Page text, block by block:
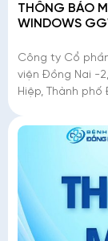
THÔNG BÁO
WINDOWS
Công ty Cổ
viện Đồng Nai -
Hiệp, Thành